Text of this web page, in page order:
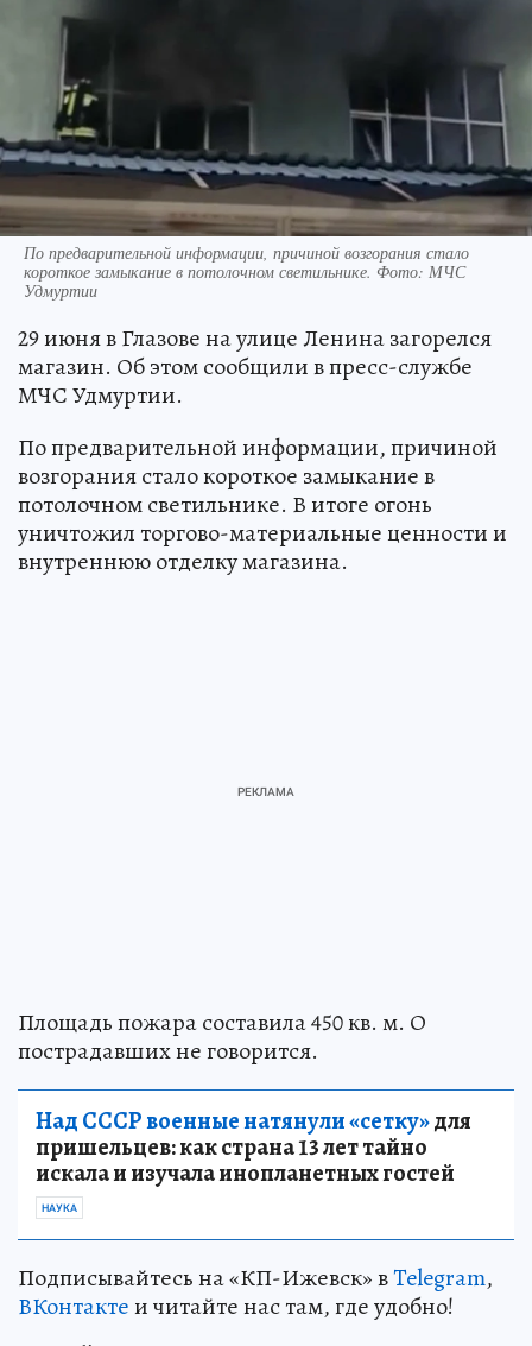
По предварительной информации, причиной возгорания стало
короткое замыкание в потолочном светильнике. Фото: МЧС
Удмуртии
29 июня в Глазове на улице Ленина загорелся
магазин. Об этом сообщили в пресс-службе
МЧС Удмуртии.
По предварительной информации, причиной
возгорания стало короткое замыкание в
потолочном светильнике. В итоге огонь
уничтожил торгово-материальные ценности и
внутреннюю отделку магазина.
Площадь пожара составила 450 кв. м. О
пострадавших не говорится.
Над СССР военные натянули «сетку»для
пришельцев: как страна 13 лет тайно
искала и изучала инопланетных гостей
НАУКА
Подписывайтесь на «КП-Ижевск» вTelegram,
ВКонтактеи читайте нас там, где удобно!